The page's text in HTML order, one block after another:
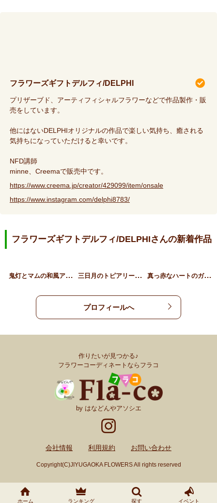
フラワーズギフトデルフィ/DELPHI
プリザーブド、アーティフィシャルフラワーなどで作品製作・販
売をしています。
他にはないDELPHIオリジナルの作品で楽しい気持ち、癒される
気持ちになっていただけると幸いです。
NFD講師
minne、Creemaで販売中です。
https://www.creema.jp/creator/429099/item/onsale
https://www.instagram.com/delphi8783/
フラワーズギフトデルフィ/DELPHIさんの新着作品
鬼
灯とマムの和風アレンジメ… 三
日月のトピアリー（ブルー… 真
っ赤なハートのガーデント…
プロフィールへ
ホーム ランキング 探す イベント
作りたいが見つかる♪
フラワーコーディネートならフラコ
by はなどんやアソシエ
会社情報 利用規約 お問い合わせ
Copyright(C)JIYUGAOKA FLOWERS All rights reserved